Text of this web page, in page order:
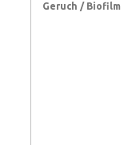
Geruch / Biofilm